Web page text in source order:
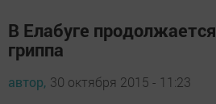
В Елабуге
гриппа
автор, 30 октября 2015 - 11:23